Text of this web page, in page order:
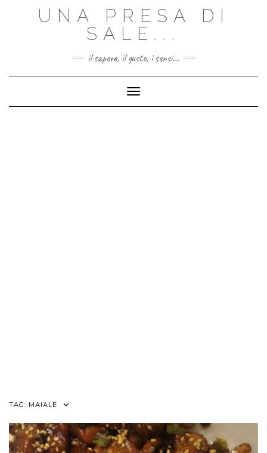
UNA PRESA DI
SALE...
il sapore, il gusto, i sensi...
Toggle Navigation
TAG: MAIALE